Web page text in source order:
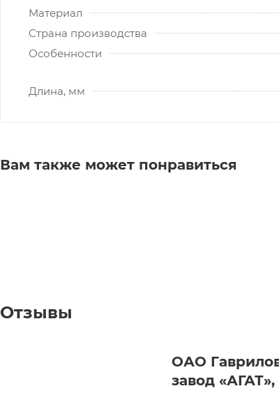
Материал
Страна производства
Особенности
Длина, мм
Вам также может понравиться
Отзывы
ОАО
завод